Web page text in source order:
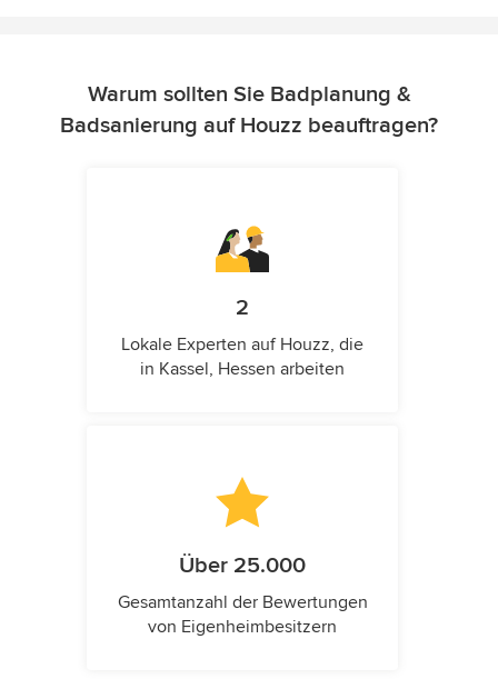
Warum sollten Sie Badplanung &
Badsanierung auf Houzz beauftragen?
2
Lokale Experten auf Houzz, die
in Kassel, Hessen arbeiten
Über 25.000
Gesamtanzahl der Bewertungen
von Eigenheimbesitzern